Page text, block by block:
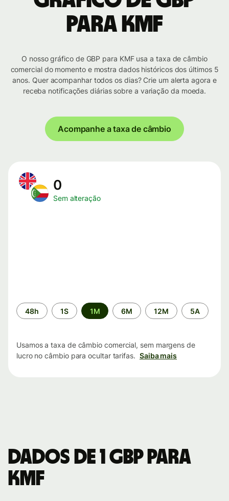
para KMF
O nosso gráfico de GBP para KMF usa a taxa de câmbio
comercial do momento e mostra dados históricos dos últimos 5
anos. Quer acompanhar todos os dias? Crie um alerta agora e
receba notificações diárias sobre a variação da moeda.
Acompanhe a taxa de câmbio
0
Sem alteração
Período
de
48h 1S 1M 6M 12M 5A
Usamos a taxa de câmbio comercial, sem margens de
lucro no câmbio para ocultar tarifas. Saiba mais
Dados de 1 GBP para
KMF